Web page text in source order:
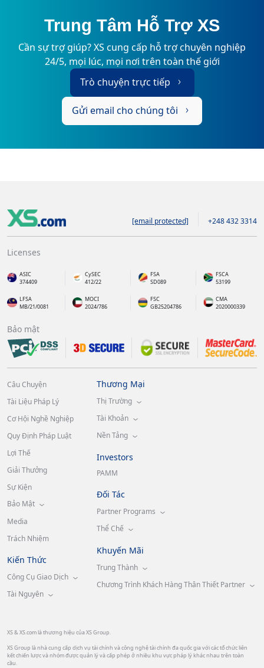
Trung Tâm Hỗ Trợ XS
Cần sự trợ giúp? XS cung cấp hỗ trợ chuyên nghiệp
24/5, mọi lúc, mọi nơi trên toàn thế giới
Trò chuyện trực tiếp
Gửi email cho chúng tôi
[email protected] +248 432 3314
Licenses
ASIC
374409
CySEC
412/22
FSA
SD089
FSCA
53199
LFSA
MB/21/0081
MOCI
2024/786
FSC
GB25204786
CMA
2020000339
Bảo mật
Câu Chuyện
Tài Liệu Pháp Lý
Cơ Hội Nghề Nghiệp
Quy Định Pháp Luật
Lợi Thế
Giải Thưởng
Sự Kiện
Bảo Mật
Media
Trách Nhiệm
Kiến Thức
Công Cụ Giao Dịch
Tài Nguyên
Thương Mại
Thị Trường
Tài Khoản
Nền Tảng
Investors
PAMM
Đối Tác
Partner Programs
Thể Chế
Khuyến Mãi
Trung Thành
Chương Trình Khách Hàng Thân Thiết Partner
XS & XS.com là thương hiệu của XS Group.
XS Group là nhà cung cấp dịch vụ tài chính và công nghệ tài chính đa quốc gia với các tổ chức liên
kết chiến lược và nhóm được quản lý và cấp phép ở nhiều khu vực pháp lý khác nhau trên toàn
cầu.